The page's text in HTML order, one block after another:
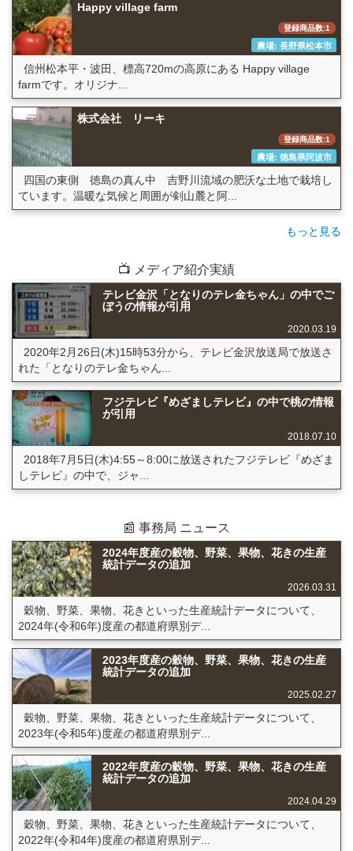
Happy village farm
登録商品数:1
農場: 長野県松本市
信州松本平・波田、標高720mの高原にある Happy village
farmです。オリジナ...
株式会社 リーキ
登録商品数:1
農場: 徳島県阿波市
四国の東側 徳島の真ん中 吉野川流域の肥沃な土地で栽培し
ています。温暖な気候と周囲が剣山麓と阿...
もっと見る
📺 メディア紹介実績
テレビ金沢「となりのテレ金ちゃん」の中でご
ぼうの情報が引用
2020.03.19
2020年2月26日(木)15時53分から、テレビ金沢放送局で放送さ
れた「となりのテレ金ちゃん...
フジテレビ『めざましテレビ』の中で桃の情報
が引用
2018.07.10
2018年7月5日(木)4:55～8:00に放送されたフジテレビ『めざま
しテレビ』の中で、ジャ...
📰 事務局 ニュース
2024年度産の穀物、野菜、果物、花きの生産
統計データの追加
2026.03.31
穀物、野菜、果物、花きといった生産統計データについて、
2024年(令和6年)度産の都道府県別デ...
2023年度産の穀物、野菜、果物、花きの生産
統計データの追加
2025.02.27
穀物、野菜、果物、花きといった生産統計データについて、
2023年(令和5年)度産の都道府県別デ...
2022年度産の穀物、野菜、果物、花きの生産
統計データの追加
2024.04.29
穀物、野菜、果物、花きといった生産統計データについて、
2022年(令和4年)度産の都道府県別デ...